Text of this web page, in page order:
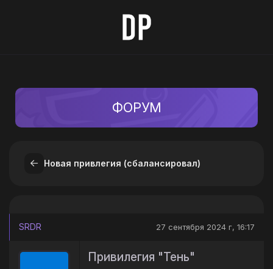
ФОРУМ
Новая привлегия (сбалансировал)
SRDR 27 сентября 2024 г, 16:17
Привилегия "Тень"